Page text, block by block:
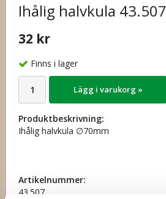
Ihålig halvkula 43.507
32 kr
Finns i lager
Lägg i varukorg »
Produktbeskrivning:
Ihålig halvkula ∅70mm
Artikelnummer:
43.507